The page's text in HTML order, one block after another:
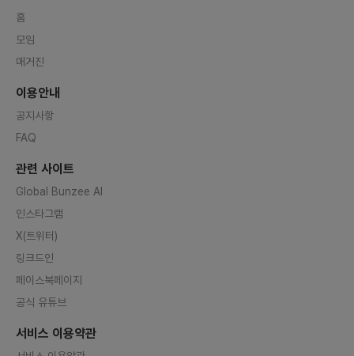
홈
모임
매거진
이용안내
공지사항
FAQ
관련 사이트
Global Bunzee AI
인스타그램
X(트위터)
링크드인
페이스북페이지
공식 유튜브
서비스 이용약관